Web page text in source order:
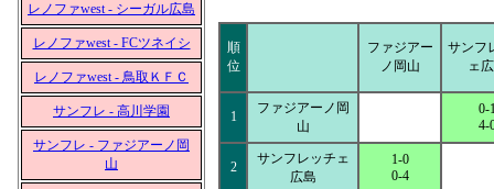
レノファwest - シーガル広島
レノファwest - FCツネイシ
レノファwest - 鳥取ＫＦＣ
サンフレ - 高川学園
サンフレ - ファジアーノ岡
山
順
位
ファジアー
ノ岡山
サンフ
ェ
1
ファジアーノ岡
山
0-
4-
2
サンフレッチェ
広島
1-0
0-4